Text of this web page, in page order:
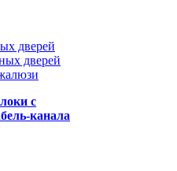
дверей
дверей
с
канала